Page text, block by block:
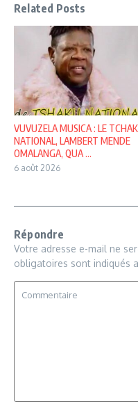
Related Posts
VUVUZELA MUSICA : LE
NATIONAL, LAMBERT MENDE
OMALANGA, QUA ...
6 août 2026
Répondre
Votre adresse e-mail ne
obligatoires sont indiqués